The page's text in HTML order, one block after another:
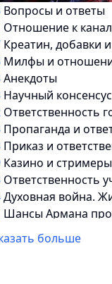
Вопросы и ответы
Отношение к
Креатин, добавки
Милфы и
Анекдоты
Научный
Ответственность
Пропаганда и
Приказ и
Казино и стримеры
Ответственность
Духовная война.
Шансы Армана
Дебаты с Хованским
Интервью с
больше